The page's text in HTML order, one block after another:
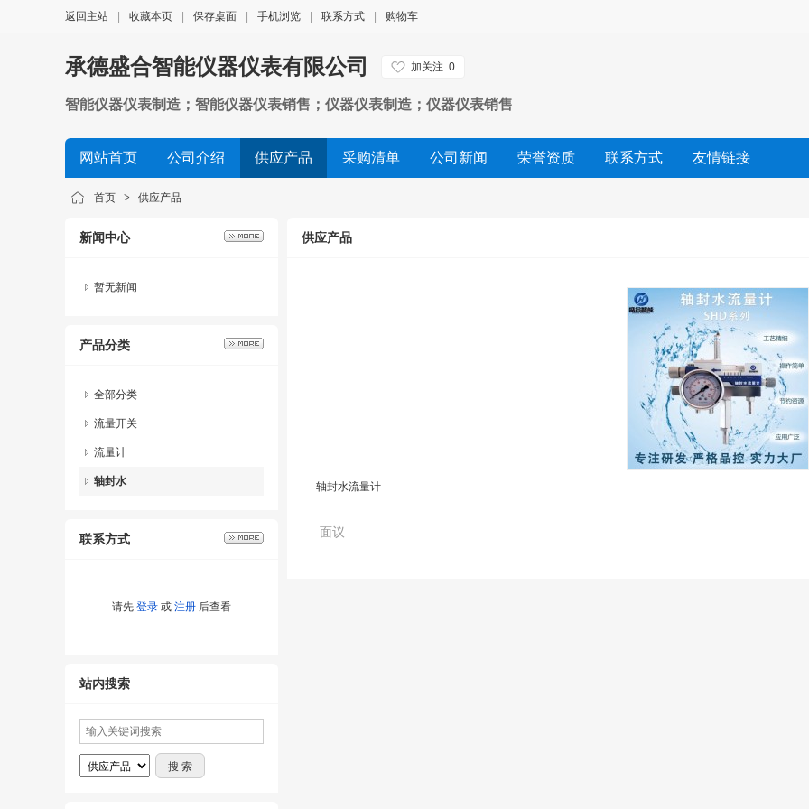
返回主站 收藏本页 保存桌面 手机浏览 联系方式 购物车
承德盛合智能仪器仪表有限公司 加关注 0
智能仪器仪表制造；智能仪器仪表销售；仪器仪表制造；仪器仪表销售
网站首页 公司介绍 供应产品 采购清单 公司新闻 荣誉资质 联系方式 友情链接
首页 > 供应产品
新闻中心
暂无新闻
产品分类
全部分类
流量开关
流量计
轴封水
联系方式
请先 登录 或 注册 后查看
站内搜索
供应产品
轴封水流量计
面议